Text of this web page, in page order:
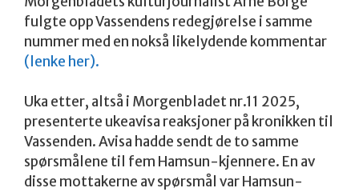
fulgte opp Vassendens redegjørelse i samme
nummer med en nokså likelydende kommentar
(lenke her).
Uka etter, altså i Morgenbladet nr.11 2025,
presenterte ukeavisa reaksjoner på kronikken til
Vassenden. Avisa hadde sendt de to samme
spørsmålene til fem Hamsun-kjennere. En av
disse mottakerne av spørsmål var Hamsun-